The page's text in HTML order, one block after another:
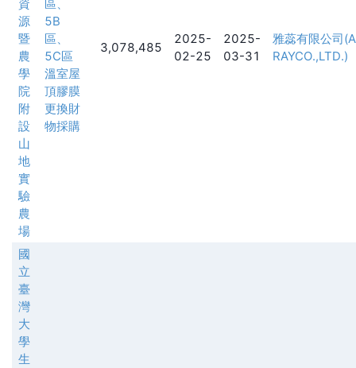
資
源
暨
農
學
院
附
設
山
地
實
驗
農
場
區、
5B
區、
5C區
溫室屋
頂膠膜
更換財
物採購
3,078,485
2025-
02-25
2025-
03-31
雅蕊有限公司
RAYCO.,LTD.)
國
立
臺
灣
大
學
生